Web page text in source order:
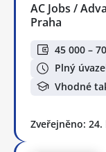
AC Jobs /
Praha
45 000 –
Plný
Vhodné
Zveřejněno: 24.